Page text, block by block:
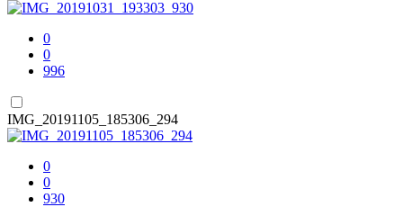
0
0
996
IMG_20191105_185306_294
0
0
930